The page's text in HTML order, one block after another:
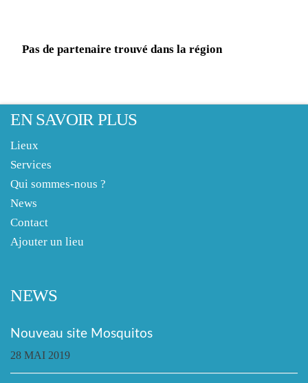
Pas de partenaire trouvé dans la région
EN SAVOIR PLUS
Lieux
Services
Qui sommes-nous ?
News
Contact
Ajouter un lieu
NEWS
Nouveau site Mosquitos
28 MAI 2019